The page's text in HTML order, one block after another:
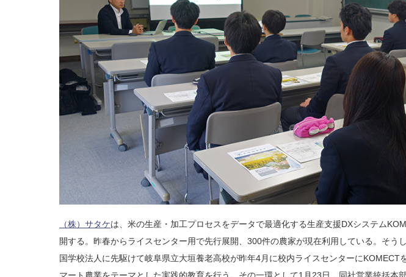
（株）サタケは、米の生産・加工プロセスをデータで最適化する生産支援DXシステム
開する。昨春からライスセンター用で先行展開、300件の農家が現在利用している。そう
国学校法人に先駆けて岐阜県立大垣養老高校が昨年4月に校内ライスセンターにKOMECT